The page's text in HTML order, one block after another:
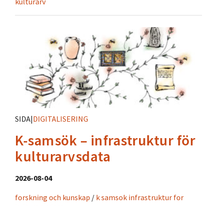
SIDA|DIGITALISERING
K-samsök – infrastruktur för
kulturarvsdata
2026-08-04
forskning och kunskap / k samsok infrastruktur for